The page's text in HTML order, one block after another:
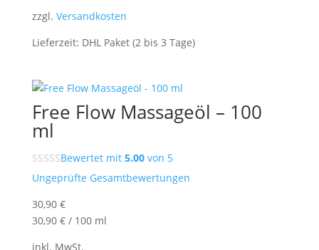
zzgl. Versandkosten
Lieferzeit: DHL Paket (2 bis 3 Tage)
Free Flow Massageöl – 100
ml
Bewertet mit 5.00von 5
Ungeprüfte Gesamtbewertungen
30,90 €
30,90 €/ 100 ml
inkl. MwSt.